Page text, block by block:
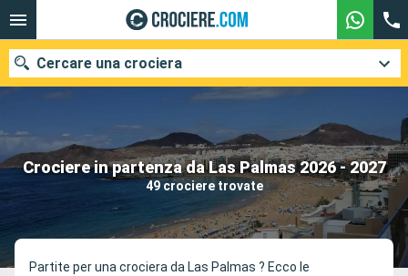
Crociere in partenza da Las Palmas 2026 - 2027
49 crociere trovate
Cercare una crociera
Le nostre destinazioni
Mesi di partenza
Partite per una crociera da Las Palmas ? Ecco le